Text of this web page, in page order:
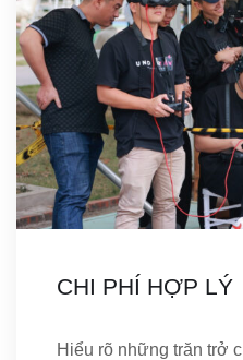
CHI PHÍ HỢP LÝ
Hiểu rõ những trăn trở